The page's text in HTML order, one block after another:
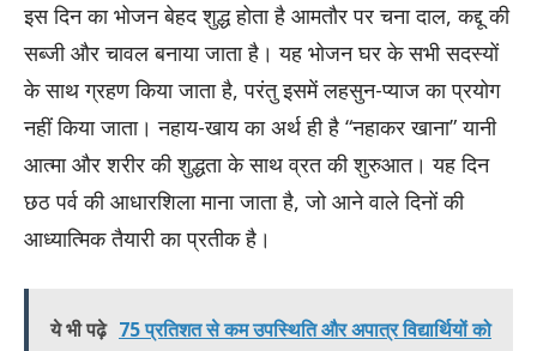
इस दिन का भोजन बेहद शुद्ध होता है आमतौर पर चना दाल, कद्दू की
सब्जी और चावल बनाया जाता है। यह भोजन घर के सभी सदस्यों
के साथ ग्रहण किया जाता है, परंतु इसमें लहसुन-प्याज का प्रयोग
नहीं किया जाता। नहाय-खाय का अर्थ ही है “नहाकर खाना” यानी
आत्मा और शरीर की शुद्धता के साथ व्रत की शुरुआत। यह दिन
छठ पर्व की आधारशिला माना जाता है, जो आने वाले दिनों की
आध्यात्मिक तैयारी का प्रतीक है।
ये भी पढ़े 75 प्रतिशत से कम उपस्थिति और अपात्र विद्यार्थियों को